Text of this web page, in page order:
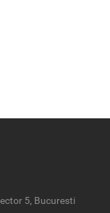
5, Bucuresti